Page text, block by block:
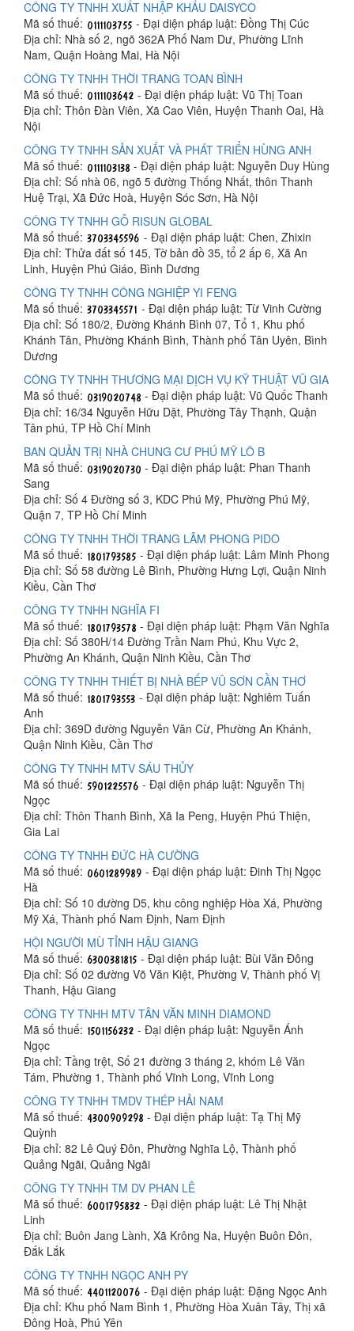
CÔNG TY TNHH XUẤT NHẬP KHẨU DAISYCO
Mã số thuế:
- Đại diện pháp luật: Đồng Thị Cúc
Địa chỉ: Nhà số 2, ngõ 362A Phố Nam Dư, Phường Lĩnh
Nam, Quận Hoàng Mai, Hà Nội
CÔNG TY TNHH THỜI TRANG TOAN BÌNH
Mã số thuế:
- Đại diện pháp luật: Vũ Thị Toan
Địa chỉ: Thôn Đàn Viên, Xã Cao Viên, Huyện Thanh Oai, Hà
Nội
CÔNG TY TNHH SẢN XUẤT VÀ PHÁT TRIỂN HÙNG ANH
Mã số thuế:
- Đại diện pháp luật: Nguyễn Duy Hùng
Địa chỉ: Số nhà 06, ngõ 5 đường Thống Nhất, thôn Thanh
Huệ Trại, Xã Đức Hoà, Huyện Sóc Sơn, Hà Nội
CÔNG TY TNHH GỖ RISUN GLOBAL
Mã số thuế:
- Đại diện pháp luật: Chen, Zhixin
Địa chỉ: Thửa đất số 145, Tờ bản đồ 35, tổ 2 ấp 6, Xã An
Linh, Huyện Phú Giáo, Bình Dương
CÔNG TY TNHH CÔNG NGHIỆP YI FENG
Mã số thuế:
- Đại diện pháp luật: Từ Vinh Cường
Địa chỉ: Số 180/2, Đường Khánh Bình 07, Tổ 1, Khu phố
Khánh Tân, Phường Khánh Bình, Thành phố Tân Uyên, Bình
Dương
CÔNG TY TNHH THƯƠNG MẠI DỊCH VỤ KỸ THUẬT VŨ GIA
Mã số thuế:
- Đại diện pháp luật: Vũ Quốc Thanh
Địa chỉ: 16/34 Nguyễn Hữu Dật, Phường Tây Thạnh, Quận
Tân phú, TP Hồ Chí Minh
BAN QUẢN TRỊ NHÀ CHUNG CƯ PHÚ MỸ LÔ B
Mã số thuế:
- Đại diện pháp luật: Phan Thanh
Sang
Địa chỉ: Số 4 Đường số 3, KDC Phú Mỹ, Phường Phú Mỹ,
Quận 7, TP Hồ Chí Minh
CÔNG TY TNHH THỜI TRANG LÂM PHONG PIDO
Mã số thuế:
- Đại diện pháp luật: Lâm Minh Phong
Địa chỉ: Số 58 đường Lê Bình, Phường Hưng Lợi, Quận Ninh
Kiều, Cần Thơ
CÔNG TY TNHH NGHĨA FI
Mã số thuế:
- Đại diện pháp luật: Phạm Văn Nghĩa
Địa chỉ: Số 380H/14 Đường Trần Nam Phú, Khu Vực 2,
Phường An Khánh, Quận Ninh Kiều, Cần Thơ
CÔNG TY TNHH THIẾT BỊ NHÀ BẾP VŨ SƠN CẦN THƠ
Mã số thuế:
- Đại diện pháp luật: Nghiêm Tuấn
Anh
Địa chỉ: 369D đường Nguyễn Văn Cừ, Phường An Khánh,
Quận Ninh Kiều, Cần Thơ
CÔNG TY TNHH MTV SÁU THỦY
Mã số thuế:
- Đại diện pháp luật: Nguyễn Thị
Ngọc
Địa chỉ: Thôn Thanh Bình, Xã Ia Peng, Huyện Phú Thiện,
Gia Lai
CÔNG TY TNHH ĐỨC HÀ CƯỜNG
Mã số thuế:
- Đại diện pháp luật: Đinh Thị Ngọc
Hà
Địa chỉ: Số 10 đường D5, khu công nghiệp Hòa Xá, Phường
Mỹ Xá, Thành phố Nam Định, Nam Định
HỘI NGƯỜI MÙ TỈNH HẬU GIANG
Mã số thuế:
- Đại diện pháp luật: Bùi Văn Đông
Địa chỉ: Số 02 đường Võ Văn Kiệt, Phường V, Thành phố Vị
Thanh, Hậu Giang
CÔNG TY TNHH MTV TÂN VĂN MINH DIAMOND
Mã số thuế:
- Đại diện pháp luật: Nguyễn Ánh
Ngọc
Địa chỉ: Tầng trệt, Số 21 đường 3 tháng 2, khóm Lê Văn
Tám, Phường 1, Thành phố Vĩnh Long, Vĩnh Long
CÔNG TY TNHH TMDV THÉP HẢI NAM
Mã số thuế:
- Đại diện pháp luật: Tạ Thị Mỹ
Quỳnh
Địa chỉ: 82 Lê Quý Đôn, Phường Nghĩa Lộ, Thành phố
Quảng Ngãi, Quảng Ngãi
CÔNG TY TNHH TM DV PHAN LÊ
Mã số thuế:
- Đại diện pháp luật: Lê Thị Nhật
Linh
Địa chỉ: Buôn Jang Lành, Xã Krông Na, Huyện Buôn Đôn,
Đắk Lắk
CÔNG TY TNHH NGỌC ANH PY
Mã số thuế:
- Đại diện pháp luật: Đặng Ngọc Anh
Địa chỉ: Khu phố Nam Bình 1, Phường Hòa Xuân Tây, Thị xã
Đông Hoà, Phú Yên